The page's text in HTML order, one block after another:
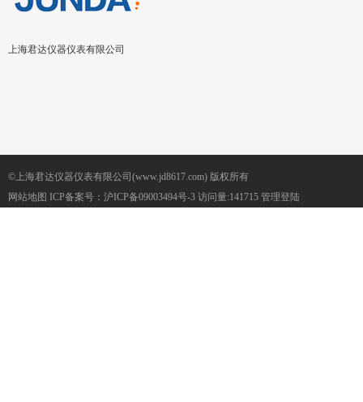
上海君达仪器仪表有限公司
©上海君达仪器仪表有限公司(www.jd8617.com) 版权所有
网站地图 ICP备案号： 沪ICP备09003494号-3 访问量:141715 管理登陆